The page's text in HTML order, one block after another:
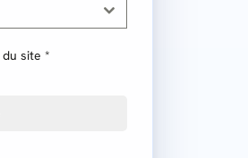
du site *